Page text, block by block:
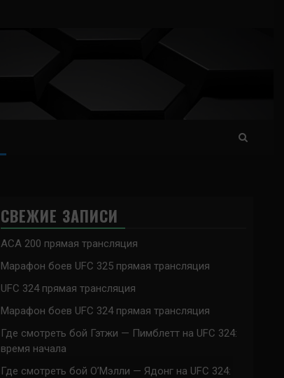
СВЕЖИЕ ЗАПИСИ
ACA 200 прямая трансляция
Марафон боев UFC 325 прямая трансляция
UFC 324 прямая трансляция
Марафон боев UFC 324 прямая трансляция
Где смотреть бой Гэтжи — Пимблетт на UFC 324:
время начала
Где смотреть бой О’Мэлли — Ядонг на UFC 324: